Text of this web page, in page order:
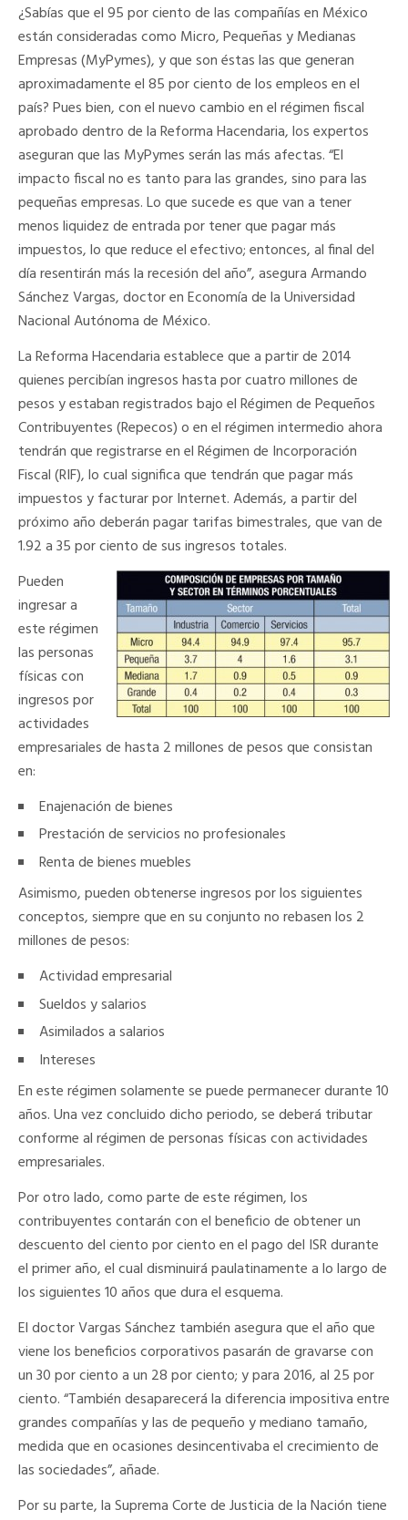
¿Sabías que el 95 por ciento de las compañías en México
están consideradas como Micro, Pequeñas y Medianas
Empresas (MyPymes), y que son éstas las que generan
aproximadamente el 85 por ciento de los empleos en el
país? Pues bien, con el nuevo cambio en el régimen fiscal
aprobado dentro de la Reforma Hacendaria, los expertos
aseguran que las MyPymes serán las más afectas. “El
impacto fiscal no es tanto para las grandes, sino para las
pequeñas empresas. Lo que sucede es que van a tener
menos liquidez de entrada por tener que pagar más
impuestos, lo que reduce el efectivo; entonces, al final del
día resentirán más la recesión del año”, asegura Armando
Sánchez Vargas, doctor en Economía de la Universidad
Nacional Autónoma de México.
La Reforma Hacendaria establece que a partir de 2014
quienes percibían ingresos hasta por cuatro millones de
pesos y estaban registrados bajo el Régimen de Pequeños
Contribuyentes (Repecos) o en el régimen intermedio ahora
tendrán que registrarse en el Régimen de Incorporación
Fiscal (RIF), lo cual significa que tendrán que pagar más
impuestos y facturar por Internet. Además, a partir del
próximo año deberán pagar tarifas bimestrales, que van de
1.92 a 35 por ciento de sus ingresos totales.
Pueden
ingresar a
este régimen
las personas
físicas con
ingresos por
actividades
empresariales de hasta 2 millones de pesos que consistan
en:
Enajenación de bienes
Prestación de servicios no profesionales
Renta de bienes muebles
Asimismo, pueden obtenerse ingresos por los siguientes
conceptos, siempre que en su conjunto no rebasen los 2
millones de pesos:
Actividad empresarial
Sueldos y salarios
Asimilados a salarios
Intereses
En este régimen solamente se puede permanecer durante 10
años. Una vez concluido dicho periodo, se deberá tributar
conforme al régimen de personas físicas con actividades
empresariales.
Por otro lado, como parte de este régimen, los
contribuyentes contarán con el beneficio de obtener un
descuento del ciento por ciento en el pago del ISR durante
el primer año, el cual disminuirá paulatinamente a lo largo de
los siguientes 10 años que dura el esquema.
El doctor Vargas Sánchez también asegura que el año que
viene los beneficios corporativos pasarán de gravarse con
un 30 por ciento a un 28 por ciento; y para 2016, al 25 por
ciento. “También desaparecerá la diferencia impositiva entre
grandes compañías y las de pequeño y mediano tamaño,
medida que en ocasiones desincentivaba el crecimiento de
las sociedades”, añade.
Por su parte, la Suprema Corte de Justicia de la Nación tiene